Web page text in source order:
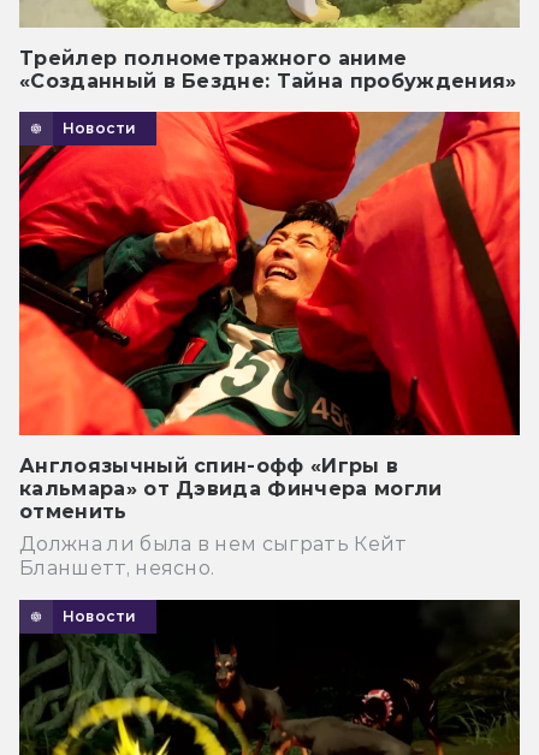
Трейлер полнометражного аниме
«Созданный в Бездне: Тайна пробуждения»
Новости
Англоязычный спин-офф «Игры в
кальмара» от Дэвида Финчера могли
отменить
Должна ли была в нем сыграть Кейт
Бланшетт, неясно.
Новости